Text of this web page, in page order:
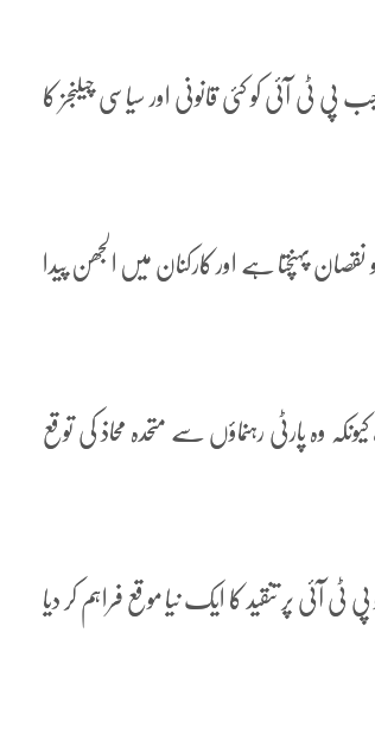
ٹی آئی کو کئی قانونی اور سیاسی چیلنجز کا
پہنچتا ہے اور کارکنان میں الجھن پیدا
وہ پارٹی رہنماؤں سے متحدہ محاذ کی توقع
آئی پر تنقید کا ایک نیا موقع فراہم کر دیا